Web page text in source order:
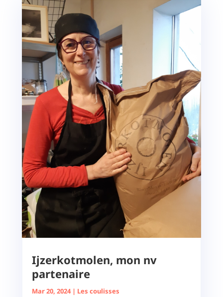
Ijzerkotmolen, mon nv
partenaire
Mar 20, 2024| Les coulisses